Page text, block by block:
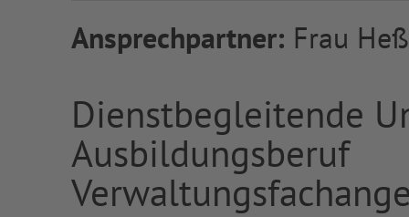
Ansprechpartner: Frau
Dienstbegleitende
Ausbildungsberuf